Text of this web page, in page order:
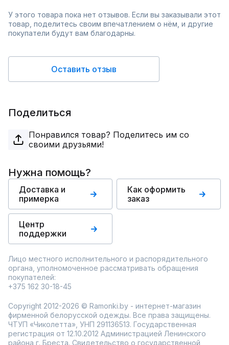
У этого товара пока нет отзывов. Если вы заказывали этот
товар, поделитесь своим впечатлением о нём, и другие
покупатели будут вам благодарны.
Оставить отзыв
Поделиться
Понравился товар? Поделитесь им со
своими друзьями!
Нужна помощь?
Доставка и
примерка
Как оформить
заказ
Центр
поддержки
Лицо местного исполнительного и распорядительного
органа, уполномоченное рассматривать обращения
покупателей:
+375 162 30-18-45
Copyright 2012-2026 © Ramonki.by - интернет-магазин
фирменной белорусской одежды. Все права защищены.
ЧТУП «Чиколетта», УНП 291136513. Государственная
регистрация от 12.10.2012 Администрацией Ленинского
района г. Бреста. Свидетельство о государственной